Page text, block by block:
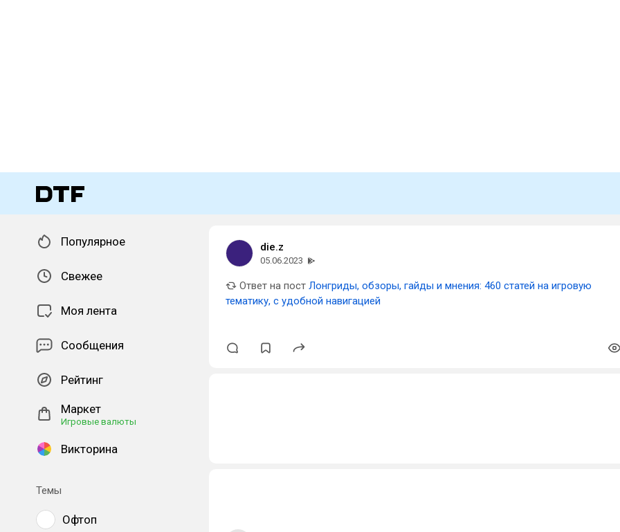
Популярное
Свежее
Моя лента
Сообщения
Рейтинг
Маркет
Игровые валюты
Викторина
Темы
Офтоп
die.z
05.06.2023
Ответ на пост Лонгриды, обзоры, гайды и мнения: 460 статей на игровую
тематику, с удобной навигацией